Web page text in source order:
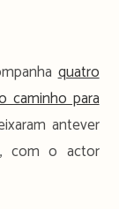
quatro
caminho para
antever
com o actor